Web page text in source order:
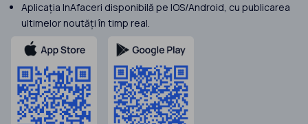
Aplicația InAfaceri disponibilă pe IOS/Android, cu publicarea
ultimelor noutăți în timp real.